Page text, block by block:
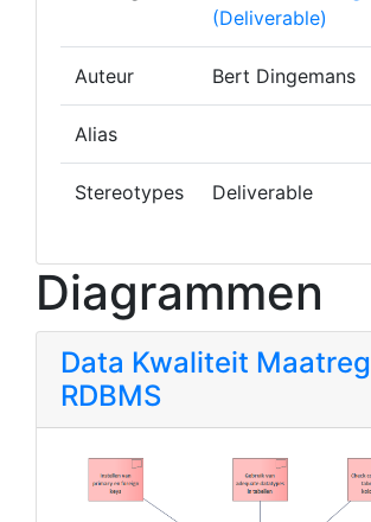
(Deliverable)
Auteur Bert Dingemans
Alias
Stereotypes Deliverable
Diagrammen
Data Kwaliteit
RDBMS